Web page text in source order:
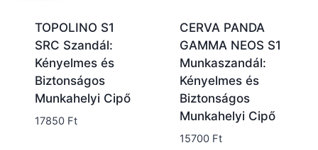
TOPOLINO S1
SRC Szandál:
Kényelmes és
Biztonságos
Munkahelyi Cipő
17850 Ft
CERVA PANDA
GAMMA NEOS S1
Munkaszandál:
Kényelmes és
Biztonságos
Munkahelyi Cipő
15700 Ft